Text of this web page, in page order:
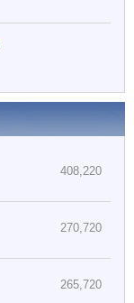
408,220
270,720
265,720